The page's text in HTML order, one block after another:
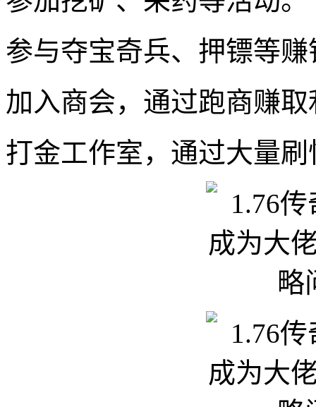
参与夺宝奇兵、押镖等
加入商会，通过跑商赚取
打金工作室，通过大量